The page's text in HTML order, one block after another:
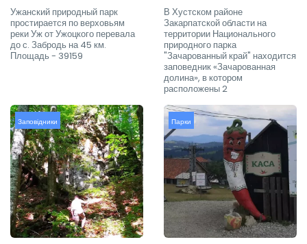
Ужанский природный парк
простирается по верховьям
реки Уж от Ужоцкого перевала
до с. Забродь на 45 км.
Площадь - 39159
В Хустском районе
Закарпатской области на
территории Национального
природного парка
"Зачарованный край" находится
заповедник «Зачарованная
долина», в котором
расположены 2
Заповідники Парки